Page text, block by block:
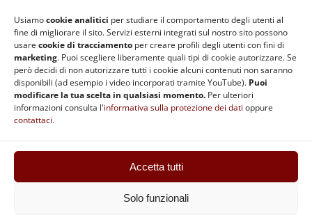
Usiamocookie analitici per studiare il comportamento degli utenti al
fine di migliorare il sito. Servizi esterni integrati sul nostro sito possono
usare cookie di tracciamento per creare profili degli utenti con fini di
marketing. Puoi scegliere liberamente quali tipi di cookie autorizzare. Se
però decidi di non autorizzare tutti i cookie alcuni contenuti non saranno
disponibili (ad esempio i video incorporati tramite YouTube). Puoi
modificare la tua scelta in qualsiasi momento. Per ulteriori
informazioni consulta l'informativa sulla protezione dei dati oppure
contattaci.
Accetta tutti
Solo funzionali
Alessandra Ielli | 1 Novembre 2004 | Categorie:
Educazione
Continua a leggere
Regolamento| Privacy e Cookie